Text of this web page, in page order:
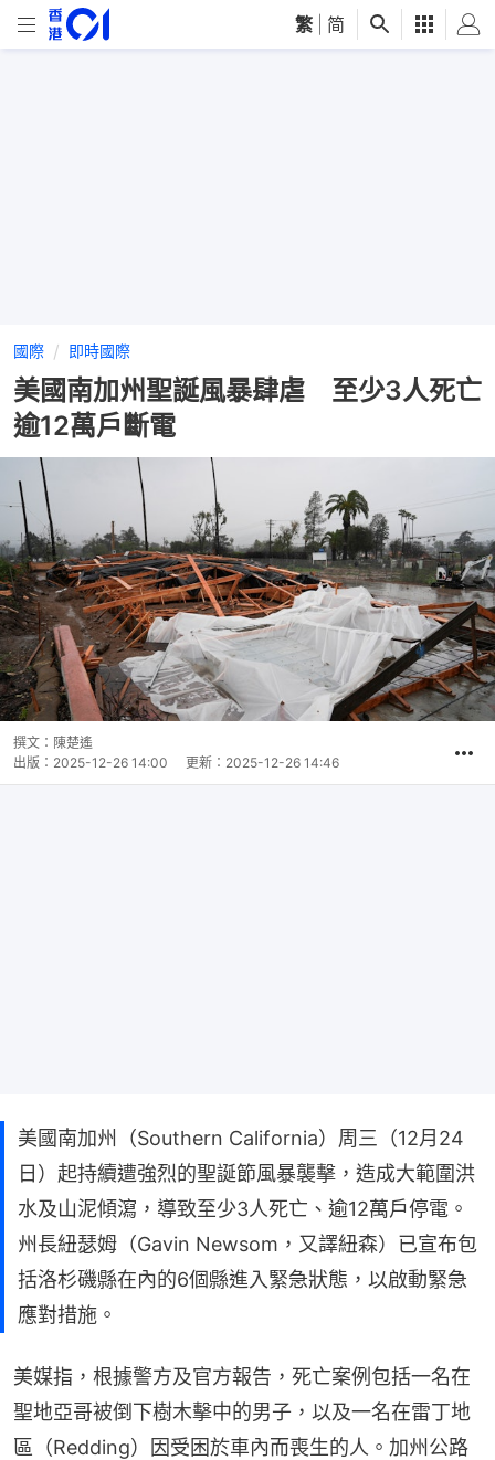
繁 简
國際 即時國際
美國南加州聖誕風暴肆虐 至少3人死亡
逾12萬戶斷電
撰文： 陳楚遙
出版： 2025-12-26 14:00 更新： 2025-12-26 14:46
美國南加州（Southern California）周三（12月24
日）起持續遭強烈的聖誕節風暴襲擊，造成大範圍洪
水及山泥傾瀉，導致至少3人死亡、逾12萬戶停電。
州長紐瑟姆（Gavin Newsom，又譯紐森）已宣布包
括洛杉磯縣在內的6個縣進入緊急狀態，以啟動緊急
應對措施。
美媒指，根據警方及官方報告，死亡案例包括一名在
聖地亞哥被倒下樹木擊中的男子，以及一名在雷丁地
區（Redding）因受困於車內而喪生的人。加州公路